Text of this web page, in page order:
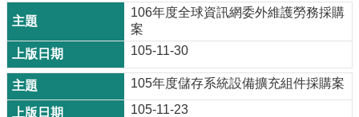
106年度全球資訊網委外維護勞務採購
案
105-11-30
105年度儲存系統設備擴充組件採購案
105-11-23